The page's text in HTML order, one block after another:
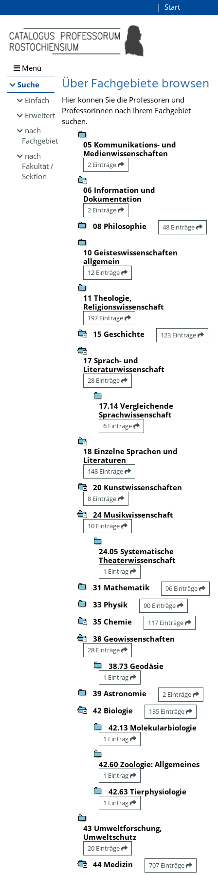
Browsen
direkt zum Inhalt
Start
Menü
Suche
Einfach
Erweitert
nach
Fachgebiet
nach
Fakultät /
Sektion
Über Fachgebiete browsen
Hier können Sie die Professoren und
Professorinnen nach Ihrem Fachgebiet
suchen.
05 Kommunikations- und
Medienwissenschaften
2 Einträge
06 Information und
Dokumentation
2 Einträge
08 Philosophie 48 Einträge
10 Geisteswissenschaften
allgemein
12 Einträge
11 Theologie,
Religionswissenschaft
197 Einträge
15 Geschichte 123 Einträge
17 Sprach- und
Literaturwissenschaft
28 Einträge
17.14 Vergleichende
Sprachwissenschaft
6 Einträge
18 Einzelne Sprachen und
Literaturen
148 Einträge
20 Kunstwissenschaften
8 Einträge
24 Musikwissenschaft
10 Einträge
24.05 Systematische
Theaterwissenschaft
1 Eintrag
31 Mathematik 96 Einträge
33 Physik 90 Einträge
35 Chemie 117 Einträge
38 Geowissenschaften
28 Einträge
38.73 Geodäsie
1 Eintrag
39 Astronomie 2 Einträge
42 Biologie 135 Einträge
42.13 Molekularbiologie
1 Eintrag
42.60 Zoologie: Allgemeines
1 Eintrag
42.63 Tierphysiologie
1 Eintrag
43 Umweltforschung,
Umweltschutz
20 Einträge
44 Medizin 707 Einträge